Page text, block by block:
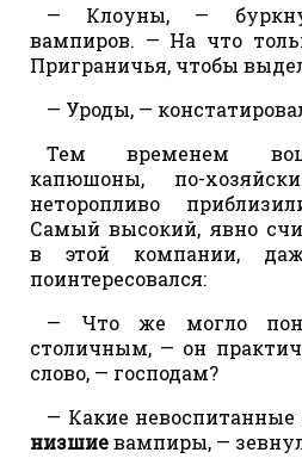
— Клоуны, —
вампиров. — На что
Приграничья, чтобы
— Уроды, —
Тем временем
капюшоны, по-
неторопливо
Самый высокий, явно
в этой компании,
поинтересовался:
— Что же могло
столичным, — он
слово, — господам?
— Какие невоспитанные
низшиевампиры, —